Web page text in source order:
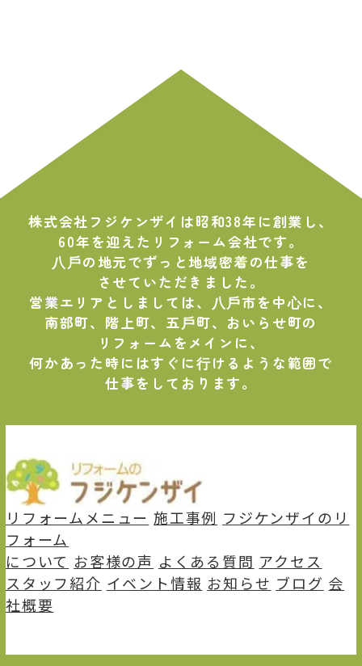
株式会社フジケンザイは昭和38年に創業し、
60年を迎えたリフォーム会社です。
⼋⼾の地元でずっと地域密着の仕事を
させていただきました。
営業エリアとしましては、⼋⼾市を中⼼に、
南部町、階上町、五⼾町、おいらせ町の
リフォームをメインに、
何かあった時にはすぐに⾏けるような範囲で
仕事をしております。
リフォームメニュー 施⼯事例 フジケンザイのリ
フォーム
について お客様の声 よくある質問 アクセス
スタッフ紹介 イベント情報 お知らせ ブログ 会
社概要